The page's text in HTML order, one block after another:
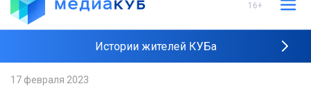
16+
Истории жителей КУБа
17 февраля 2023